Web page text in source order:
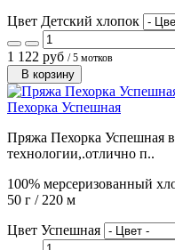
Цвет Детский хлопок
1 122 руб / 5 мотков
В корзину
Пехорка Успешная
Пряжа Пехорка Успешная
технологии,.отлично п..
100% мерсеризованный
50 г / 220 м
Цвет Успешная